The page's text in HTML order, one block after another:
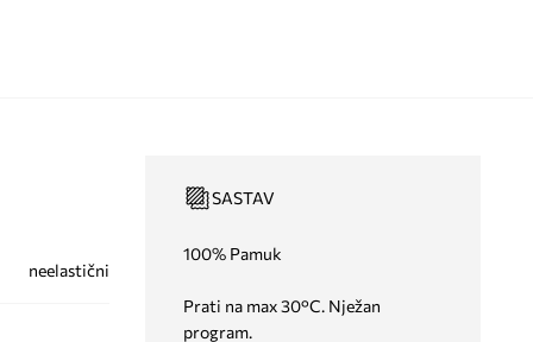
neelastični
SASTAV
100% Pamuk
Prati na max 30°C. Nježan
program.